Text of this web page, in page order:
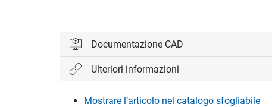
Documentazione CAD
Accedi per visualizzare e scaricare i file CAD.
Ulteriori informazioni
Mostrare l’articolo nel catalogo sfogliabile